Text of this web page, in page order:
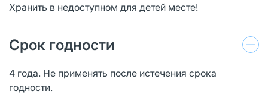
Хранить в недоступном для детей месте!
Срок годности
4 года. Не применять после истечения срока
годности.